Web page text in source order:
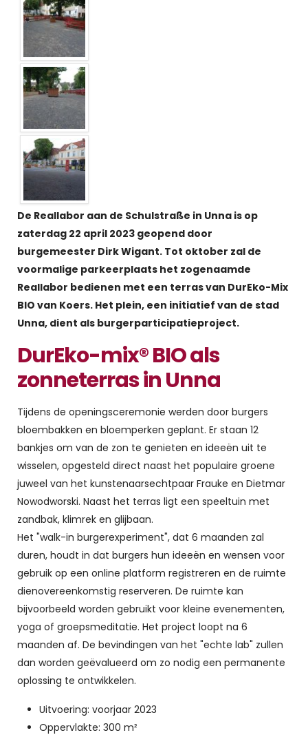
De Reallabor aan de Schulstraße in Unna is op
zaterdag 22 april 2023 geopend door
burgemeester Dirk Wigant. Tot oktober zal de
voormalige parkeerplaats het zogenaamde
Reallabor bedienen met een terras van DurEko-Mix
BIO van Koers. Het plein, een initiatief van de stad
Unna, dient als burgerparticipatieproject.
DurEko-mix® BIO als
zonneterras in Unna
Tijdens de openingsceremonie werden door burgers
bloembakken en bloemperken geplant. Er staan 12
bankjes om van de zon te genieten en ideeën uit te
wisselen, opgesteld direct naast het populaire groene
juweel van het kunstenaarsechtpaar Frauke en Dietmar
Nowodworski. Naast het terras ligt een speeltuin met
zandbak, klimrek en glijbaan.
Het "walk-in burgerexperiment", dat 6 maanden zal
duren, houdt in dat burgers hun ideeën en wensen voor
gebruik op een online platform registreren en de ruimte
dienovereenkomstig reserveren. De ruimte kan
bijvoorbeeld worden gebruikt voor kleine evenementen,
yoga of groepsmeditatie. Het project loopt na 6
maanden af. De bevindingen van het "echte lab" zullen
dan worden geëvalueerd om zo nodig een permanente
oplossing te ontwikkelen.
Uitvoering: voorjaar 2023
Oppervlakte: 300 m²